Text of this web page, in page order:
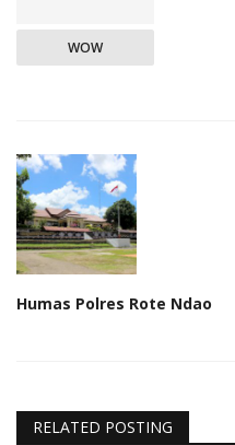
WOW
Humas Polres Rote Ndao
RELATED POSTING